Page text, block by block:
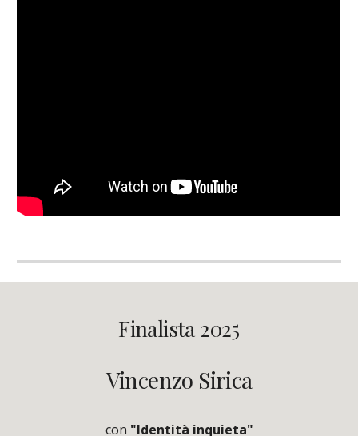
Finalista 2025
Vincenzo Sirica
con "Identità inquieta"